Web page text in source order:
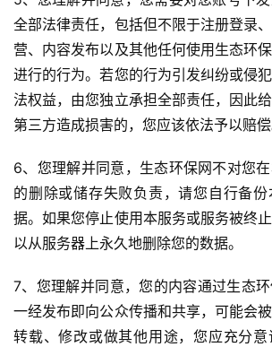
全部法律责任，包括但不限于注册登录
营、内容发布以及其他任何使用生态环
进行的行为。若您的行为引发纠纷或侵
法权益，由您独立承担全部责任，因此
第三方造成损害的，您应该依法予以赔偿
6、您理解并同意，生态环保网不对您
的删除或储存失败负责，请您自行备
据。如果您停止使用本服务或服务被终
以从服务器上永久地删除您的数据。
7、您理解并同意，您的内容通过生态
一经发布即向公众传播和共享，可能会被
转载、修改或做其他用途，您应充分